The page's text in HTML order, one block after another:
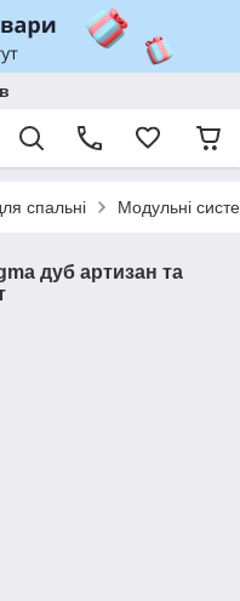
спальні Модульні
дуб артизан та